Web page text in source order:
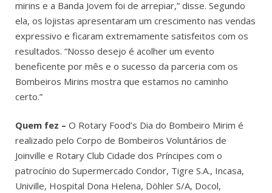
mirins e a Banda Jovem foi de arrepiar,” disse. Segundo
ela, os lojistas apresentaram um crescimento nas vendas
expressivo e ficaram extremamente satisfeitos com os
resultados. “Nosso desejo é acolher um evento
beneficente por mês e o sucesso da parceria com os
Bombeiros Mirins mostra que estamos no caminho
certo.”
Quem fez – O Rotary Food’s Dia do Bombeiro Mirim é
realizado pelo Corpo de Bombeiros Voluntários de
Joinville e Rotary Club Cidade dos Príncipes com o
patrocínio do Supermercado Condor, Tigre S.A., Incasa,
Univille, Hospital Dona Helena, Döhler S/A, Docol,